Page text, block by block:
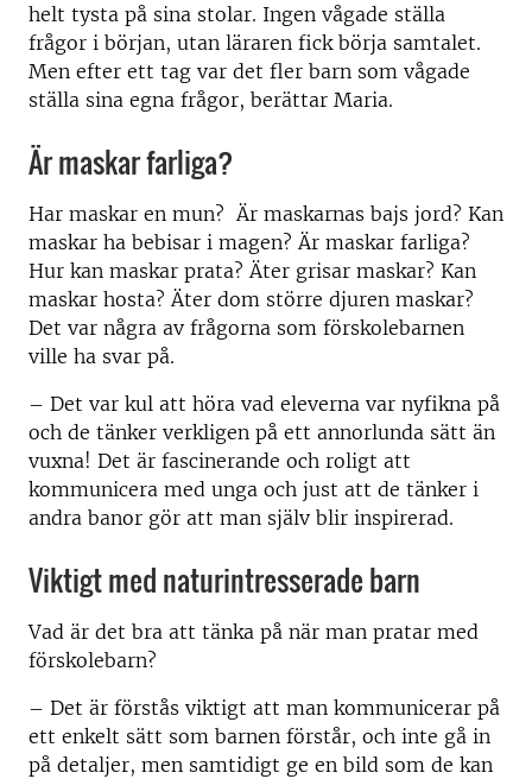
helt tysta på sina stolar. Ingen vågade ställa
frågor i början, utan läraren fick börja samtalet.
Men efter ett tag var det fler barn som vågade
ställa sina egna frågor, berättar Maria.
Är maskar farliga?
Har maskar en mun? Är maskarnas bajs jord? Kan
maskar ha bebisar i magen? Är maskar farliga?
Hur kan maskar prata? Äter grisar maskar? Kan
maskar hosta? Äter dom större djuren maskar?
Det var några av frågorna som förskolebarnen
ville ha svar på.
– Det var kul att höra vad eleverna var nyfikna på
och de tänker verkligen på ett annorlunda sätt än
vuxna! Det är fascinerande och roligt att
kommunicera med unga och just att de tänker i
andra banor gör att man själv blir inspirerad.
Viktigt med naturintresserade barn
Vad är det bra att tänka på när man pratar med
förskolebarn?
– Det är förstås viktigt att man kommunicerar på
ett enkelt sätt som barnen förstår, och inte gå in
på detaljer, men samtidigt ge en bild som de kan